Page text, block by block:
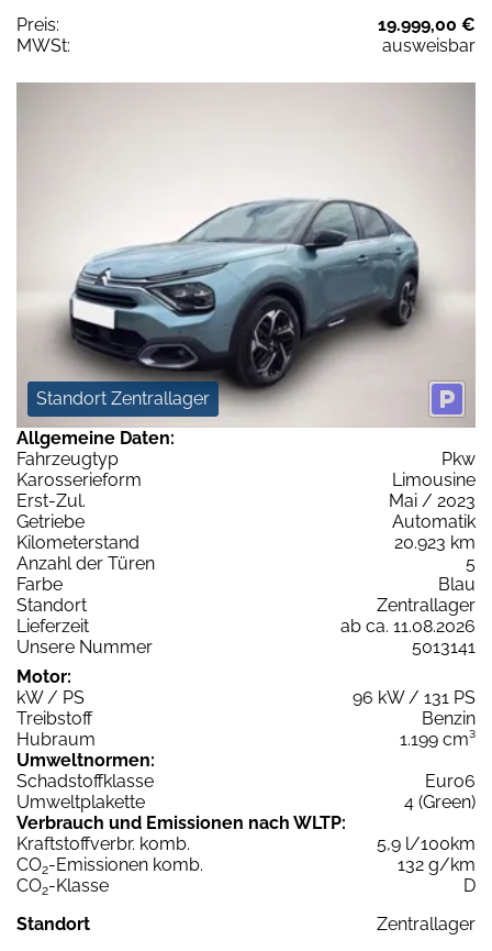
Preis:
19.999,00 €
MWSt:
ausweisbar
Standort Zentrallager
Allgemeine Daten:
Fahrzeugtyp
Pkw
Karosserieform
Limousine
Erst-Zul.
Mai / 2023
Getriebe
Automatik
Kilometerstand
20.923 km
Anzahl der Türen
5
Farbe
Blau
Standort
Zentrallager
Lieferzeit
ab ca. 11.08.2026
Unsere Nummer
5013141
Motor:
kW / PS
96 kW / 131 PS
Treibstoff
Benzin
Hubraum
1.199 cm³
Umweltnormen:
Schadstoffklasse
Euro6
Umweltplakette
4 (Green)
Verbrauch und Emissionen nach WLTP:
Kraftstoffverbr. komb.
5,9 l/100km
CO2-Emissionen komb.
132 g/km
CO2-Klasse
D
Standort
Zentrallager